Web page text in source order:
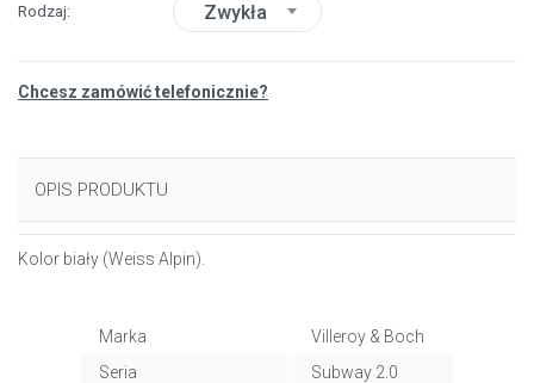
Rodzaj Zwykła
Chcesz zamówić telefonicznie?
OPIS PRODUKTU
Kolor biały (Weiss Alpin).
Marka
Villeroy & Boch
Seria
Subway 2.0